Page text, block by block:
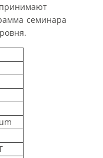
принимают
семинара